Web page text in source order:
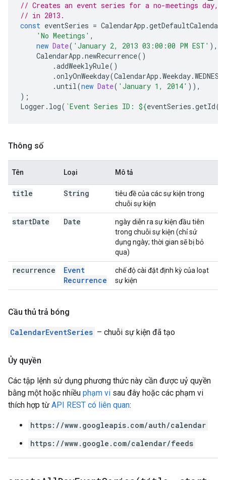
// Creates an event series for a no-meetings day,
// in 2013.
const eventSeries = CalendarApp .getDefaultCalendar
'No Meetings' ,
new Date( 'January 2, 2013 03:00:00 PM EST' ),
CalendarApp .newRecurrence()
.addWeeklyRule()
.onlyOnWeekday(CalendarApp .Weekday.
.until(new Date( 'January 1, 2014' )),
);
Logger . log( `Event Series ID: ${eventSeries .getId()
Thông số
Tên Loại Mô tả
title String
tiêu đề của các sự kiện trong
chuỗi sự kiện
startDate Date
ngày diễn ra sự kiện đầu tiên
trong chuỗi sự kiện (chỉ sử
dụng ngày; thời gian sẽ bị bỏ
qua)
recurrence
Event
Recurrence
chế độ cài đặt định kỳ của loạt
sự kiện
Cầu thủ trả bóng
CalendarEventSeries – chuỗi sự kiện đã tạo
Ủy quyền
Các tập lệnh sử dụng phương thức này cần được uỷ quyền
bằng một hoặc nhiều phạm vi sau đây hoặc các phạm vi
thích hợp từ API REST có liên quan:
https://www.googleapis.com/auth/calendar
https://www.google.com/calendar/feeds